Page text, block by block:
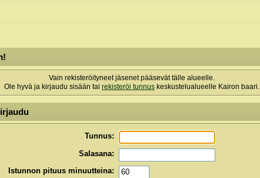
Vain rekisteröityneet jäsenet pääsevät tälle alueelle.
Ole hyvä ja kirjaudu sisään tai rekisteröi tunnuskeskustelualueelle Kairon baari.
Tunnus:
Salasana:
Istunnon pituus minuutteina: